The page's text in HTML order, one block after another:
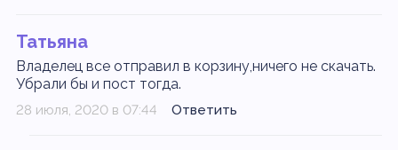
Татьяна
Владелец все отправил в корзину,ничего не скачать.
Убрали бы и пост тогда.
28 июля, 2020 в 07:44 Ответить